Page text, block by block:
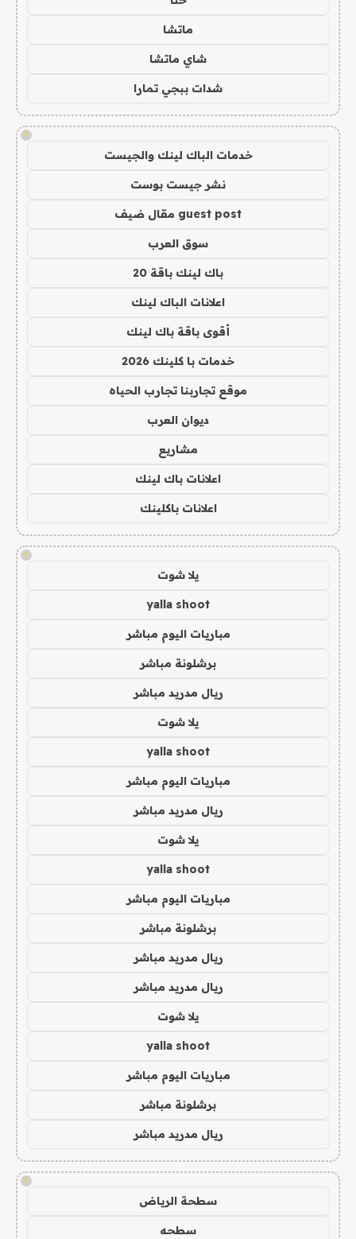
ماتشا
شاي ماتشا
شدات ببجي تمارا
!
خدمات الباك لينك والجيست
نشر جيست بوست
guest post مقال ضيف
سوق العرب
باك لينك باقة 20
اعلانات الباك لينك
أقوى باقة باك لينك
خدمات با كلينك 2026
موقع تجاربنا تجارب الحياه
ديوان العرب
مشاريع
اعلانات باك لينك
اعلانات باكلينك
!
يلا شوت
yalla shoot
مباريات اليوم مباشر
برشلونة مباشر
ريال مدريد مباشر
يلا شوت
yalla shoot
مباريات اليوم مباشر
ريال مدريد مباشر
يلا شوت
yalla shoot
مباريات اليوم مباشر
برشلونة مباشر
ريال مدريد مباشر
ريال مدريد مباشر
يلا شوت
yalla shoot
مباريات اليوم مباشر
برشلونة مباشر
ريال مدريد مباشر
!
سطحة الرياض
سطحه